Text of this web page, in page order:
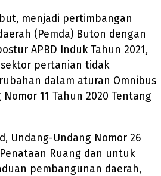
menjadi pertimbangan
(Pemda) Buton dengan
APBD Induk Tahun 2021,
pertanian tidak
dalam aturan Omnibus
11 Tahun 2020 Tentang
Undang-Undang Nomor 26
Ruang dan untuk
pembangunan daerah,